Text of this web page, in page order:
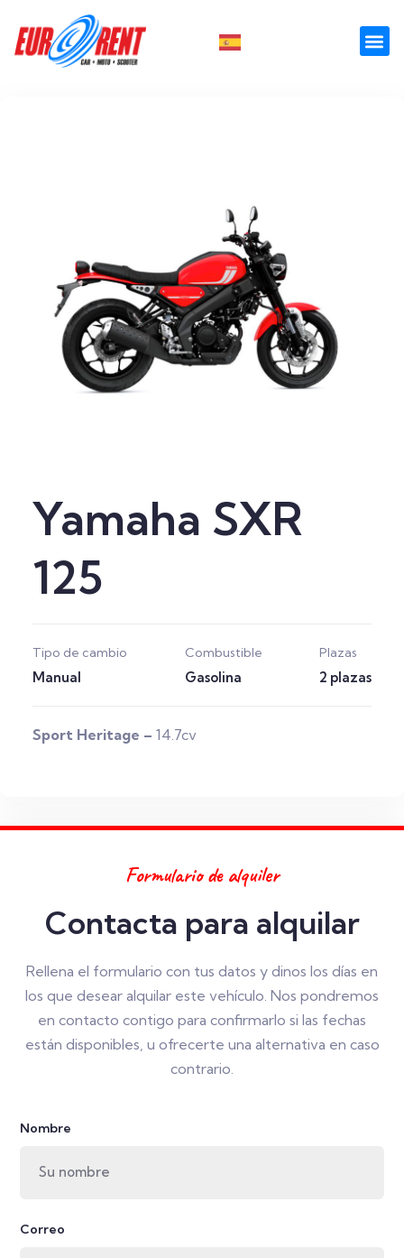
Yamaha SXR
125
Tipo de cambio
Manual
Combustible
Gasolina
Plazas
2 plazas
Sport Heritage – 14.7cv
Formulario de alquiler
Contacta para alquilar
Rellena el formulario con tus datos y dinos los días en
los que desear alquilar este vehículo. Nos pondremos
en contacto contigo para confirmarlo si las fechas
están disponibles, u ofrecerte una alternativa en caso
contrario.
Nombre
Correo